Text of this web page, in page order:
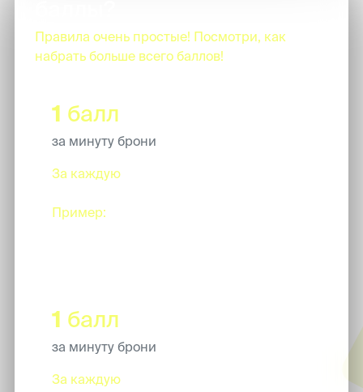
Правила очень простые! Посмотри, как
набрать больше всего баллов!
1 балл
за минуту брони
За каждую
Пример:
1 балл
за минуту брони
За каждую